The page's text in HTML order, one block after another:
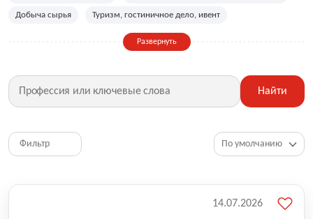
Добыча сырья Туризм, гостиничное дело, ивент
Дизайн, искусство, ивент
Фитнес, красота, спорт Страхование
Медицина, фармацевтика Маркетинг, PR, реклама
HR, управление персоналом
Топ менеджмент, руководители
Развернуть
Найти
Фильтр
14.07.2026